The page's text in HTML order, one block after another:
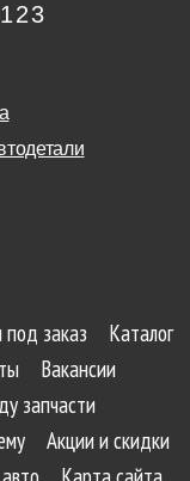
под заказ
Каталог
Вакансии
запчасти
Акции и скидки